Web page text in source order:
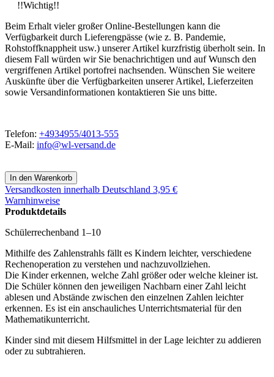
!!Wichtig!!
Beim Erhalt vieler großer Online-Bestellungen kann die
Verfügbarkeit durch Lieferengpässe (wie z. B. Pandemie,
Rohstoffknappheit usw.) unserer Artikel kurzfristig überholt sein. In
diesem Fall würden wir Sie benachrichtigen und auf Wunsch den
vergriffenen Artikel portofrei nachsenden. Wünschen Sie weitere
Auskünfte über die Verfügbarkeiten unserer Artikel, Lieferzeiten
sowie Versandinformationen kontaktieren Sie uns bitte.
Telefon: +4934955/4013-555
E-Mail: info@wl-versand.de
Versandkosten innerhalb Deutschland 3,95 €
Warnhinweise
Produktdetails
Schülerrechenband 1–10
Mithilfe des Zahlenstrahls fällt es Kindern leichter, verschiedene
Rechenoperation zu verstehen und nachzuvollziehen.
Die Kinder erkennen, welche Zahl größer oder welche kleiner ist.
Die Schüler können den jeweiligen Nachbarn einer Zahl leicht
ablesen und Abstände zwischen den einzelnen Zahlen leichter
erkennen. Es ist ein anschauliches Unterrichtsmaterial für den
Mathematikunterricht.
Kinder sind mit diesem Hilfsmittel in der Lage leichter zu addieren
oder zu subtrahieren.